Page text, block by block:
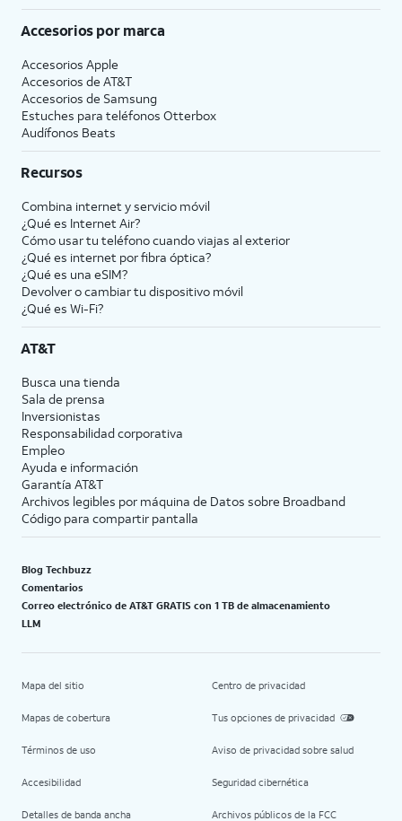
Accesorios por marca
Accesorios Apple
Accesorios de AT&T
Accesorios de Samsung
Estuches para teléfonos Otterbox
Audífonos Beats
Recursos
Combina internet y servicio móvil
¿Qué es Internet Air?
Cómo usar tu teléfono cuando viajas al exterior
¿Qué es internet por fibra óptica?
¿Qué es una eSIM?
Devolver o cambiar tu dispositivo móvil
¿Qué es Wi-Fi?
AT&T
Busca una tienda
Sala de prensa
Inversionistas
Responsabilidad corporativa
Empleo
Ayuda e información
Garantía AT&T
Archivos legibles por máquina de Datos sobre Broadband
Código para compartir pantalla
Blog Techbuzz
Comentarios
Correo electrónico de AT&T GRATIS con 1 TB de almacenamiento
LLM
Mapa del sitio
Mapas de cobertura
Términos de uso
Accesibilidad
Detalles de banda ancha
Centro de privacidad
Tus opciones de privacidad
Aviso de privacidad sobre salud
Seguridad cibernética
Archivos públicos de la FCC